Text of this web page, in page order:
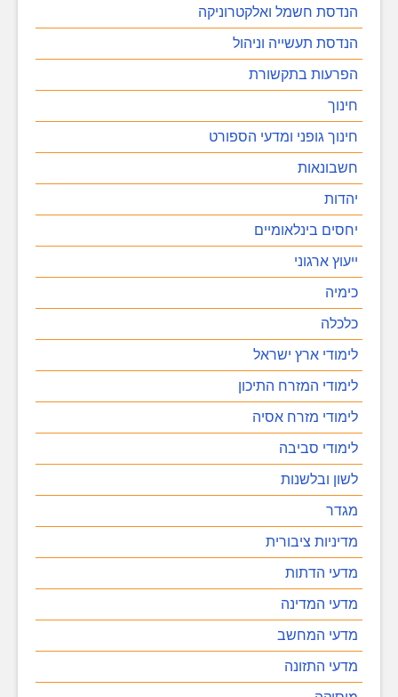
הנדסת חשמל ואלקטרוניקה
הנדסת תעשייה וניהול
הפרעות בתקשורת
חינוך
חינוך גופני ומדעי הספורט
חשבונאות
יהדות
יחסים בינלאומיים
ייעוץ ארגוני
כימיה
כלכלה
לימודי ארץ ישראל
לימודי המזרח התיכון
לימודי מזרח אסיה
לימודי סביבה
לשון ובלשנות
מגדר
מדיניות ציבורית
מדעי הדתות
מדעי המדינה
מדעי המחשב
מדעי התזונה